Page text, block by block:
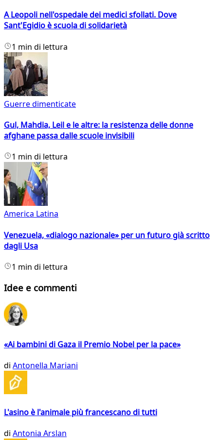
A Leopoli nell'ospedale dei medici sfollati. Dove
Sant'Egidio è scuola di solidarietà
1 min di lettura
Guerre dimenticate
Gul, Mahdia, Leil e le altre: la resistenza delle donne
afghane passa dalle scuole invisibili
1 min di lettura
America Latina
Venezuela, «dialogo nazionale» per un futuro già scritto
dagli Usa
1 min di lettura
Idee e commenti
«Ai bambini di Gaza il Premio Nobel per la pace»
di Antonella Mariani
L'asino è l'animale più francescano di tutti
di Antonia Arslan